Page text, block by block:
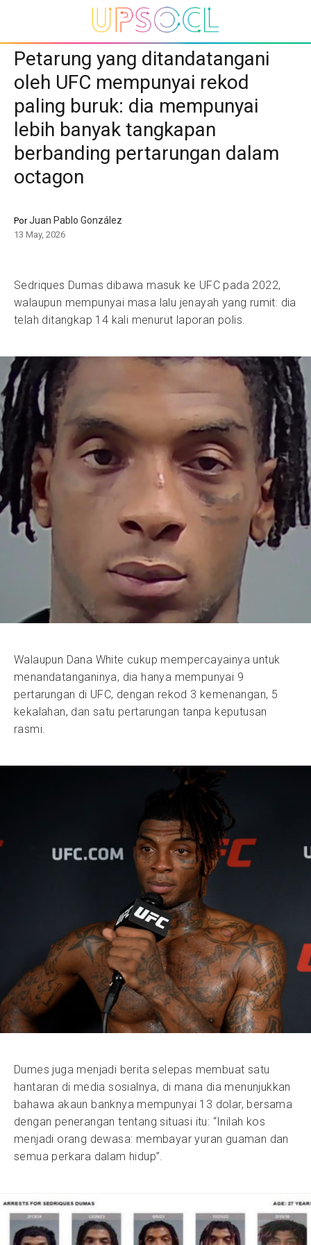
Petarung yang ditandatangani
oleh UFC mempunyai rekod
paling buruk: dia mempunyai
lebih banyak tangkapan
berbanding pertarungan dalam
octagon
PorJuan Pablo González
13 May, 2026
Sedriques Dumas dibawa masuk ke UFC pada 2022,
walaupun mempunyai masa lalu jenayah yang rumit: dia
telah ditangkap 14 kali menurut laporan polis.
Walaupun Dana White cukup mempercayainya untuk
menandatanganinya, dia hanya mempunyai 9
pertarungan di UFC, dengan rekod 3 kemenangan, 5
kekalahan, dan satu pertarungan tanpa keputusan
rasmi.
Dumes juga menjadi berita selepas membuat satu
hantaran di media sosialnya, di mana dia menunjukkan
bahawa akaun banknya mempunyai 13 dolar, bersama
dengan penerangan tentang situasi itu: “Inilah kos
menjadi orang dewasa: membayar yuran guaman dan
semua perkara dalam hidup”.